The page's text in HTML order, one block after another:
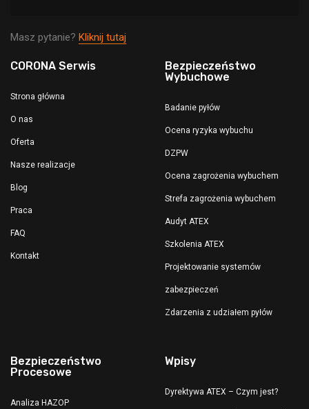
Masz pytanie? Kliknij tutaj
CORONA Serwis
Strona główna
O nas
Oferta
Nasze realizacje
Blog
Praca
FAQ
Kontakt
Bezpieczeństwo
Wybuchowe
Badanie pyłów
Ocena ryzyka wybuchu
DZPW
Ocena zagrożenia wybuchem
Strefa zagrożenia wybuchem
Audyt ATEX
Szkolenia ATEX
Projektowanie systemów
zabezpieczeń
Zdarzenia z udziałem pyłów
Bezpieczeństwo
Procesowe
Analiza HAZOP
Wpisy
Dyrektywa ATEX – Czym jest?